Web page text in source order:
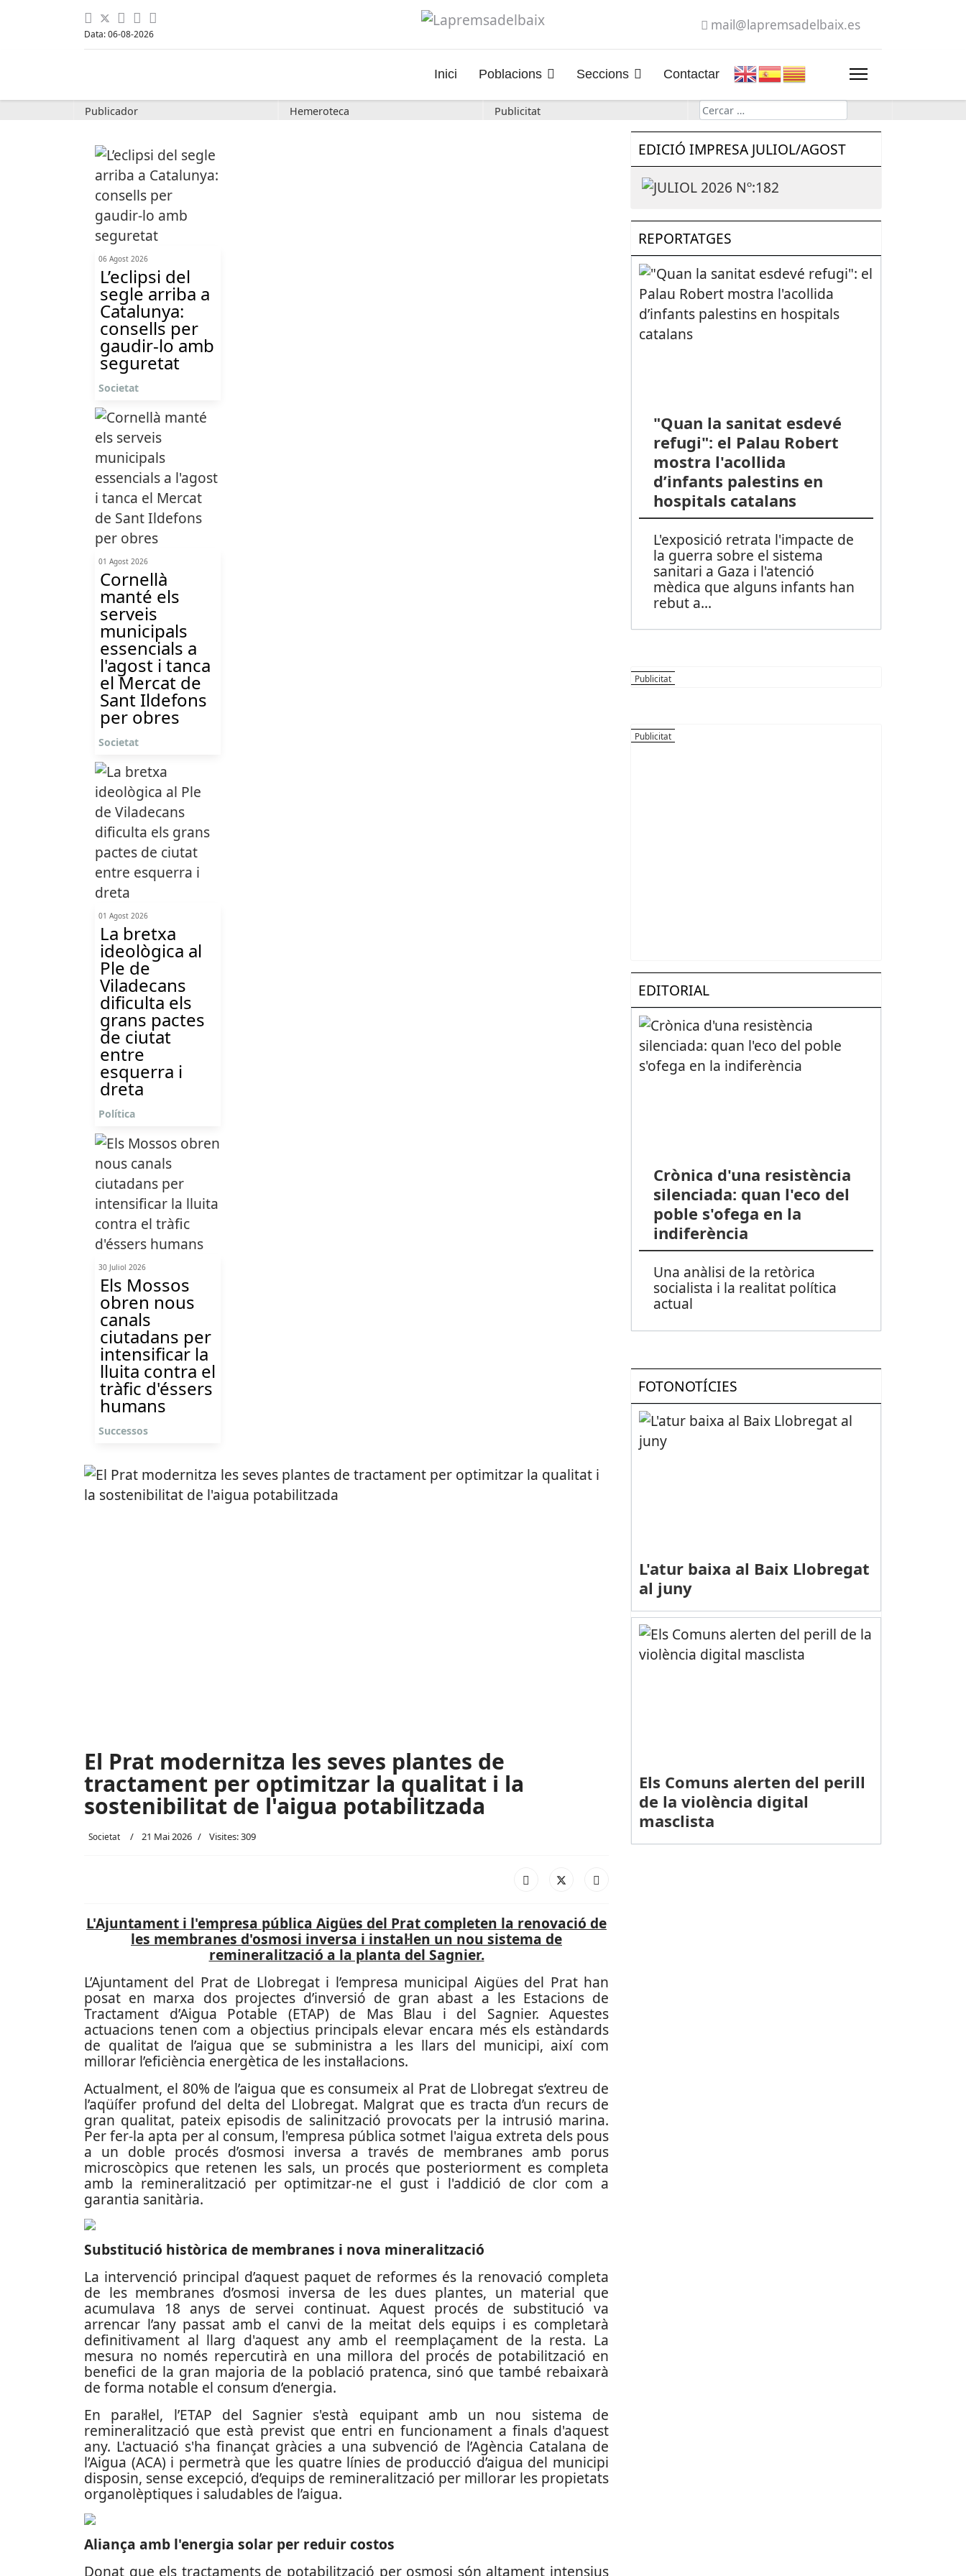
Data: 06-08-2026
mail@lapremsadelbaix.es
Inici Poblacions Seccions Contactar
Publicador Hemeroteca Publicitat Cerca
06 Agost 2026
L’eclipsi del
segle arriba a
Catalunya:
consells per
gaudir-lo amb
seguretat
Societat
01 Agost 2026
Cornellà
manté els
serveis
municipals
essencials a
l'agost i tanca
el Mercat de
Sant Ildefons
per obres
Societat
01 Agost 2026
La bretxa
ideològica al
Ple de
Viladecans
dificulta els
grans pactes
de ciutat
entre
esquerra i
dreta
Política
30 Juliol 2026
Els Mossos
obren nous
canals
ciutadans per
intensificar la
lluita contra el
tràfic d'éssers
humans
Successos
El Prat modernitza les seves plantes de
tractament per optimitzar la qualitat i la
sostenibilitat de l'aigua potabilitzada
Societat 21 Mai 2026 Visites: 309
L'Ajuntament i l'empresa pública Aigües del Prat completen la renovació de
les membranes d'osmosi inversa i instal·len un nou sistema de
remineralització a la planta del Sagnier.
L’Ajuntament del Prat de Llobregat i l’empresa municipal Aigües del Prat han
posat en marxa dos projectes d’inversió de gran abast a les Estacions de
Tractament d’Aigua Potable (ETAP) de Mas Blau i del Sagnier. Aquestes
actuacions tenen com a objectius principals elevar encara més els estàndards
de qualitat de l’aigua que se subministra a les llars del municipi, així com
millorar l’eficiència energètica de les instal·lacions.
Actualment, el 80% de l’aigua que es consumeix al Prat de Llobregat s’extreu de
l’aqüífer profund del delta del Llobregat. Malgrat que es tracta d’un recurs de
gran qualitat, pateix episodis de salinització provocats per la intrusió marina.
Per fer-la apta per al consum, l'empresa pública sotmet l'aigua extreta dels pous
a un doble procés d’osmosi inversa a través de membranes amb porus
microscòpics que retenen les sals, un procés que posteriorment es completa
amb la remineralització per optimitzar-ne el gust i l'addició de clor com a
garantia sanitària.
Substitució històrica de membranes i nova mineralització
La intervenció principal d’aquest paquet de reformes és la renovació completa
de les membranes d’osmosi inversa de les dues plantes, un material que
acumulava 18 anys de servei continuat. Aquest procés de substitució va
arrencar l’any passat amb el canvi de la meitat dels equips i es completarà
definitivament al llarg d'aquest any amb el reemplaçament de la resta. La
mesura no només repercutirà en una millora del procés de potabilització en
benefici de la gran majoria de la població pratenca, sinó que també rebaixarà
de forma notable el consum d’energia.
En paral·lel, l’ETAP del Sagnier s'està equipant amb un nou sistema de
remineralització que està previst que entri en funcionament a finals d'aquest
any. L'actuació s'ha finançat gràcies a una subvenció de l’Agència Catalana de
l’Aigua (ACA) i permetrà que les quatre línies de producció d’aigua del municipi
disposin, sense excepció, d’equips de remineralització per millorar les propietats
organolèptiques i saludables de l’aigua.
Aliança amb l'energia solar per reduir costos
Donat que els tractaments de potabilització per osmosi són altament intensius
EDICIÓ IMPRESA JULIOL/AGOST
REPORTATGES
"Quan la sanitat esdevé
refugi": el Palau Robert
mostra l'acollida
d’infants palestins en
hospitals catalans
L'exposició retrata l'impacte de
la guerra sobre el sistema
sanitari a Gaza i l'atenció
mèdica que alguns infants han
rebut a...
EDITORIAL
Crònica d'una resistència
silenciada: quan l'eco del
poble s'ofega en la
indiferència
Una anàlisi de la retòrica
socialista i la realitat política
actual
FOTONOTÍCIES
L'atur baixa al Baix Llobregat
al juny
Els Comuns alerten del perill
de la violència digital
masclista